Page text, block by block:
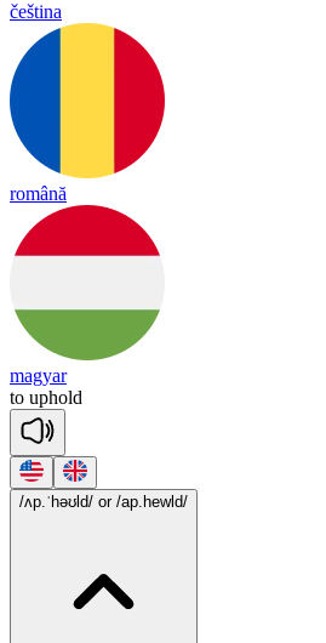
čeština
română
magyar
to uphold
/ʌp.ˈhəʊld/ or /ap.hewld/